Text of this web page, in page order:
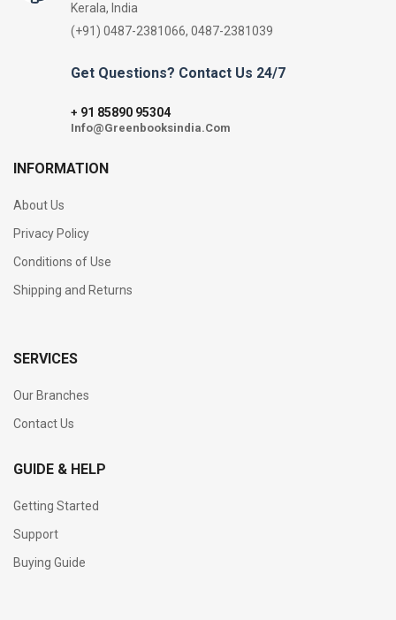
Kerala, India
(+91) 0487-2381066, 0487-2381039
Get Questions? Contact Us 24/7
+ 91 85890 95304
Info@Greenbooksindia.Com
INFORMATION
About Us
Privacy Policy
Conditions of Use
Shipping and Returns
SERVICES
Our Branches
Contact Us
GUIDE & HELP
Getting Started
Support
Buying Guide